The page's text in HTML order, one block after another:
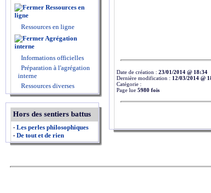
Ressources en
ligne
Ressources en ligne
Agrégation
interne
Informations officielles
Préparation à l'agrégation
interne
Ressources diverses
Hors des sentiers battus
- Les perles philosophiques
- De tout et de rien
Date de création : 23/01/2014 @ 18:34
Dernière modification : 12/03/2014 @
Catégorie :
Page lue 5980 fois